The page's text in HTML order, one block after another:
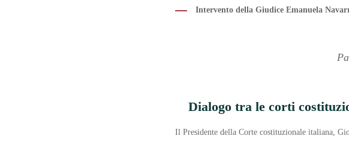
Intervento della Giudice Emanuela
Dialogo tra le corti
Il Presidente della Corte costituzionale italiana,